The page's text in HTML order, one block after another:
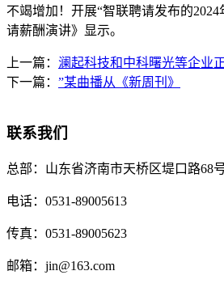
不竭增加！开展“智联聘请发布的
请薪酬演讲》显示。
上一篇： 澜起科技和中科曙光等企业
下一篇： ”某曲播从《新周刊》
联系我们
总部： 山东省济南市天桥区堤口路68
电话： 0531-89005613
传真： 0531-89005623
邮箱： jin@163.com